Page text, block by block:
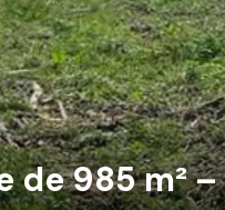
de 985 m²